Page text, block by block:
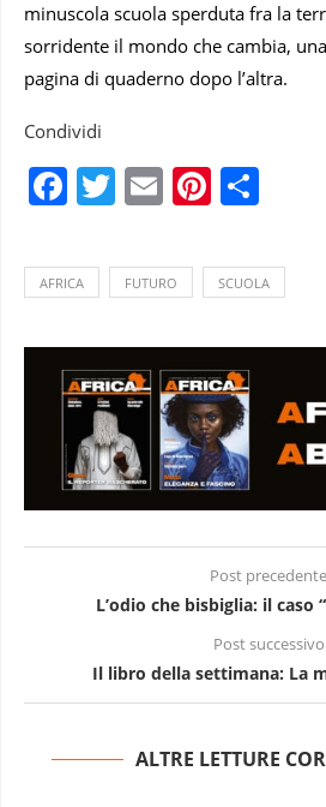
minuscola scuola sperduta fra la
sorridente il mondo che cambia,
pagina di quaderno dopo l’altra.
Condividi
Facebook
Twitter
Email
AFRICA FUTURO SCUOLA
Post precedente
L’odio che bisbiglia: il caso
Post successivo
Il libro della settimana: La
ALTRE LETTURE